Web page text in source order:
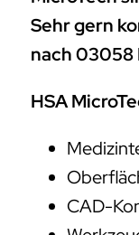
Sehr gern
nach 03058
HSA
CAD-